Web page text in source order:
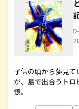
子供の頃から夢見
が、島で出合うト
憶。